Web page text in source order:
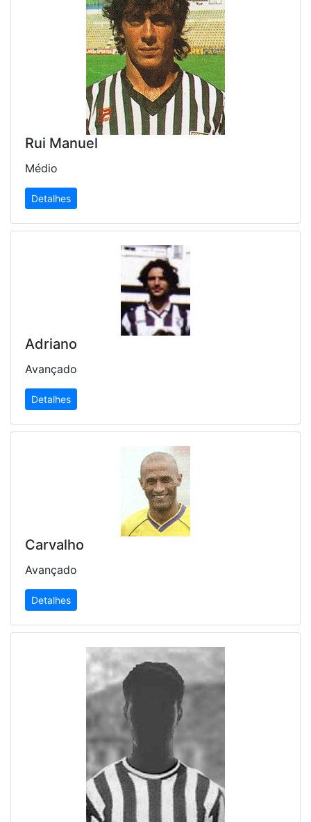
Rui Manuel
Médio
Detalhes
Adriano
Avançado
Detalhes
Carvalho
Avançado
Detalhes